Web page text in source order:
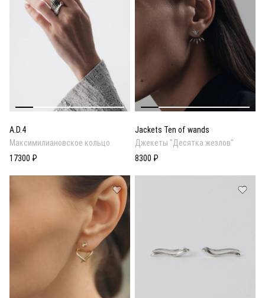
A.D.4
Максимилиановское кольцо
17300 ₽
Jackets Ten of wands
Джекеты "Десятка жезлов"
8300 ₽